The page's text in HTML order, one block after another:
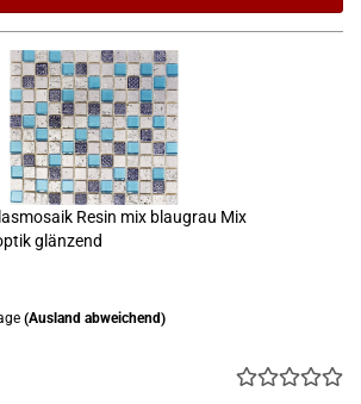
Resin mix blaugrau Mix
glänzend
(Ausland abweichend)